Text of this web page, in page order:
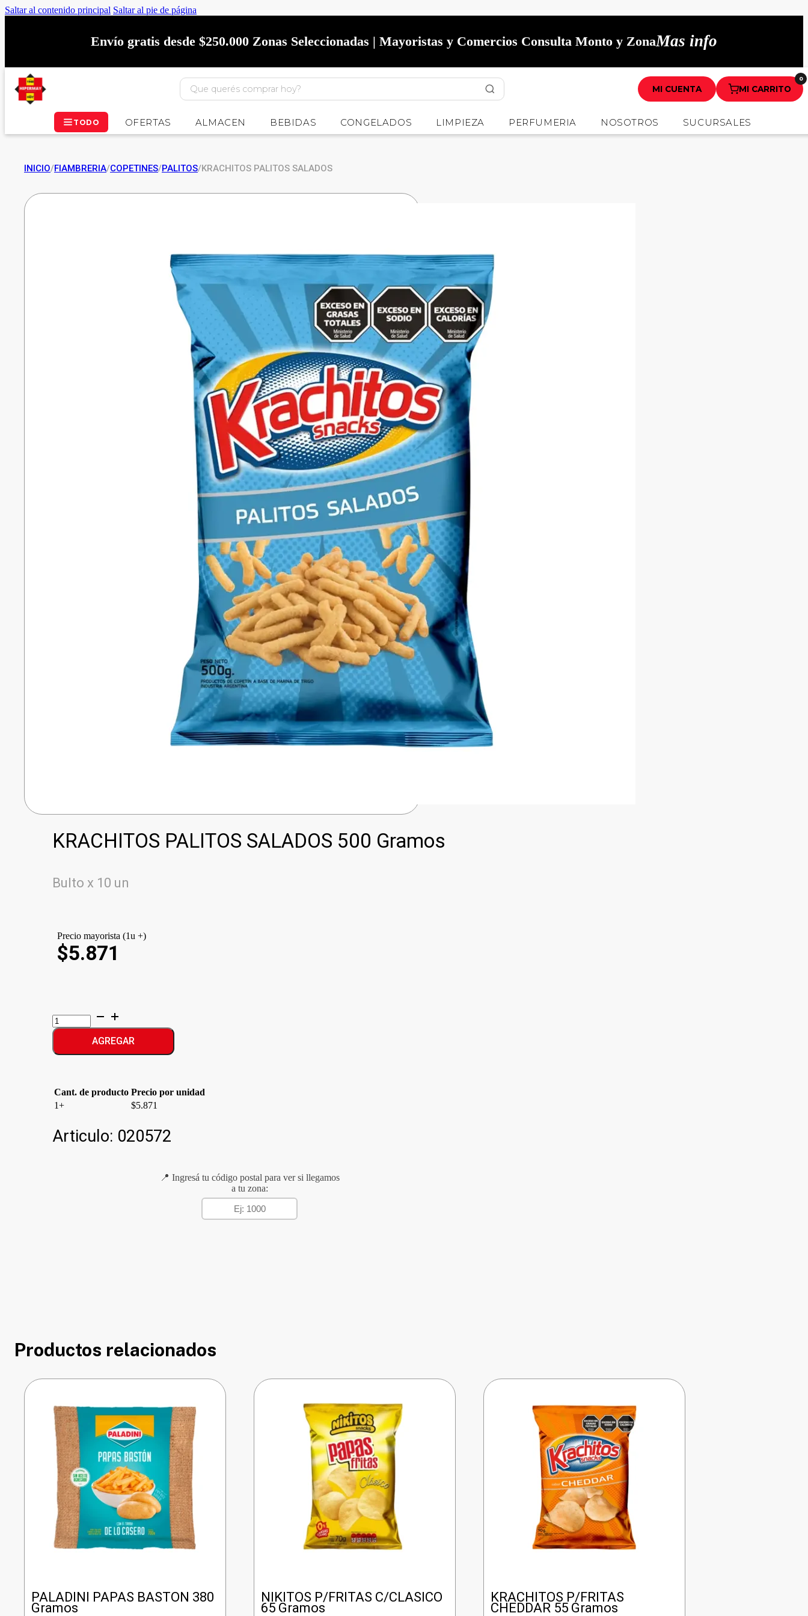
Saltar al contenido principal Saltar al pie de página
Envío gratis desde $250.000 Zonas Seleccionadas | Mayoristas y Comercios Consulta Monto y ZonaMas info
MI CUENTA MI CARRITO
0
TODO OFERTAS ALMACEN BEBIDAS CONGELADOS LIMPIEZA PERFUMERIA NOSOTROS SUCURSALES
INICIO/FIAMBRERIA/COPETINES/PALITOS/KRACHITOS PALITOS SALADOS
KRACHITOS PALITOS SALADOS 500 Gramos
Bulto x 10 un
Precio mayorista (1u +)
$5.871
KRACHITOS
PALITOS
SALADOSAGREGAR
Cant. de producto Precio por unidad
1+
$5.871
Articulo: 020572
📍 Ingresá tu código postal para ver si llegamos
a tu zona:
Productos relacionados
PALADINI PAPAS BASTON 380
Gramos
NIKITOS P/FRITAS C/CLASICO
65 Gramos
KRACHITOS P/FRITAS
CHEDDAR 55 Gramos